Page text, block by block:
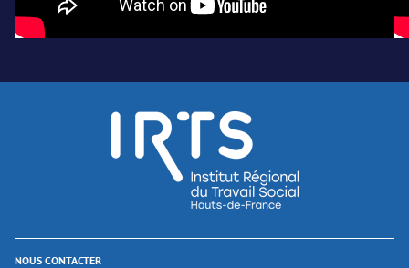
NOUS CONTACTER